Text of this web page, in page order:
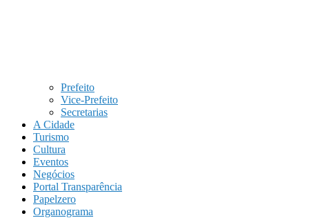
Prefeito
Vice-Prefeito
Secretarias
A Cidade
Turismo
Cultura
Eventos
Negócios
Portal Transparência
Papelzero
Organograma